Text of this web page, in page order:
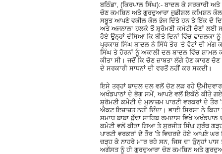
ਬਠਿੰਡਾ, (ਕਿਰਪਾਲ ਸਿੰਘ):- ਬਾਦਲ ਕੇ ਸਰਕਾਰੀ
ਚੋਣ ਕਮਸ਼ਿਨ ਅਤੇ ਗੁਰਦੁਆਰਾ ਜੁਡੀਸ਼ਲ ਕਮਿਸ਼ਨ ਕੋਲ
ਸਬੂਤ ਆਪਣੇ ਵਕੀਲ ਕੋਲ ਭੇਜ ਦਿੱਤੇ ਹਨ ਤੇ ਇੱਕ ਦੋ
ਅਤੇ ਅਜਨਾਲਾ ਹਲਕੇ ਤੋਂ ਸ਼੍ਰੋਮਣੀ ਕਮੇਟੀ ਚੋਣਾਂ ਲਈ
ਹੋਏ ਉਨ੍ਹਾਂ ਦੱਸਿਆ ਕਿ ਬੀਤੇ ਦਿਨਾਂ ਵਿੱਚ ਫਾਜ਼ਲਕਾ
ਪ੍ਰਕਾਸ਼ ਸਿੰਘ ਬਾਦਲ ਨੇ ਸਿੱਧੇ ਤੌਰ ’ਤੇ ਵੋਟਾਂ ਦੀ
ਸਿੰਘ ਤੇ ਹੋਰਨਾਂ ਨੂੰ ਅਕਾਲੀ ਦਲ ਬਾਦਲ ਵਿੱਚ
ਕੀਤਾ ਸੀ। ਜਦੋਂ ਕਿ ਚੋਣ ਜ਼ਾਬਤਾ ਲੱਗੇ ਹੋਣ ਕਾਰਣ
ਦੇ ਸਰਕਾਰੀ ਸਾਧਨਾਂ ਦੀ ਵਰਤੋਂ ਨਹੀਂ ਕਰ ਸਕਦੀ।
ਇਸੇ ਤਰ੍ਹਾਂ ਬਾਦਲ ਦਲ ਵਲੋਂ ਚੋਣ ਲੜ ਰਹੇ
ਅਖੰਡਪਾਠਾਂ ਦੇ ਭੋਗ ਸਮੇਂ, ਆਪਣੇ ਵਲੋਂ ਇਕੱਠੇ ਕੀਤੇ ਗਏ
ਸ਼੍ਰੋਮਣੀ ਕਮੇਟੀ ਦੇ ਮੁਲਾਜ਼ਮ ਪਾਰਟੀ ਵਰਕਰਾਂ ਦੇ
ਐਕਟ ਇਜ਼ਾਜ਼ਤ ਨਹੀਂ ਦਿੰਦਾ। ਭਾਈ ਸਿਰਸਾ ਨੇ
ਸਮਾਧ ਬਾਬਾ ਬੁੱਢਾ ਸਾਹਿਬ ਰਮਦਾਸ ਵਿਖੇ
ਕਮੇਟੀ ਵਲੋਂ ਕੀਤਾ ਗਿਆ ਤੇ ਸੁਰਜੀਤ ਸਿੰਘ ਗ੍ਰੰਥ
ਪਾਰਟੀ ਵਰਕਰਾਂ ਦੇ ਤੌਰ ’ਤੇ ਵਿਚਰਦੇ ਹੋਏ ਆਪਣੇ
ਚੜ੍ਹ ਕੇ ਨਾਹਰੇ ਮਾਰ ਰਹੇ ਸਨ, ਜਿਸ ਦਾ ਉਨ੍ਹਾਂ
ਅਗੱਸਤ ਨੂੰ ਹੀ ਗੁਰਦੁਆਰਾ ਚੋਣ ਕਮਸ਼ਿਨ ਅਤੇ